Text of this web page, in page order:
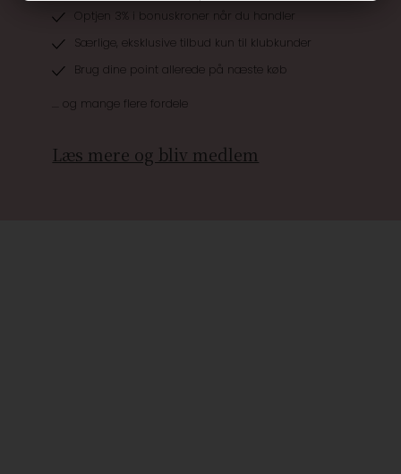
Optjen 3% i bonuskroner når du handler
Særlige, eksklusive tilbud kun til klubkunder
Brug dine point allerede på næste køb
.... og mange flere fordele
Læs mere og bliv medlem